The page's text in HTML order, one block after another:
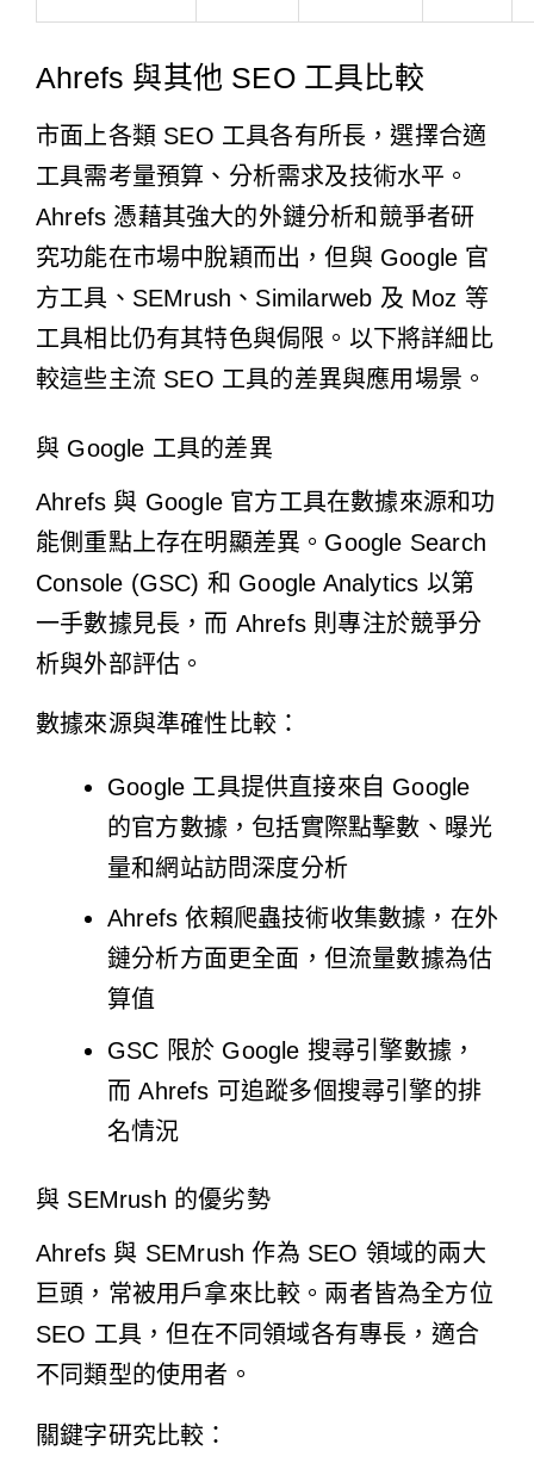
Ahrefs 與其他 SEO 工具比較
市面上各類 SEO 工具各有所長，選擇合適
工具需考量預算、分析需求及技術水平。
Ahrefs 憑藉其強大的外鏈分析和競爭者研
究功能在市場中脫穎而出，但與 Google 官
方工具、SEMrush、Similarweb 及 Moz 等
工具相比仍有其特色與侷限。以下將詳細比
較這些主流 SEO 工具的差異與應用場景。
與 Google 工具的差異
Ahrefs 與 Google 官方工具在數據來源和功
能側重點上存在明顯差異。Google Search
Console (GSC) 和 Google Analytics 以第
一手數據見長，而 Ahrefs 則專注於競爭分
析與外部評估。
數據來源與準確性比較：
Google 工具提供直接來自 Google
的官方數據，包括實際點擊數、曝光
量和網站訪問深度分析
Ahrefs 依賴爬蟲技術收集數據，在外
鏈分析方面更全面，但流量數據為估
算值
GSC 限於 Google 搜尋引擎數據，
而 Ahrefs 可追蹤多個搜尋引擎的排
名情況
與 SEMrush 的優劣勢
Ahrefs 與 SEMrush 作為 SEO 領域的兩大
巨頭，常被用戶拿來比較。兩者皆為全方位
SEO 工具，但在不同領域各有專長，適合
不同類型的使用者。
關鍵字研究比較：